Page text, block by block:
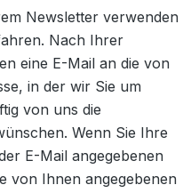
Newsletter verwenden
Nach Ihrer
eine E-Mail an die von
in der wir Sie um
von uns die
Wenn Sie Ihre
E-Mail angegebenen
von Ihnen angegebenen